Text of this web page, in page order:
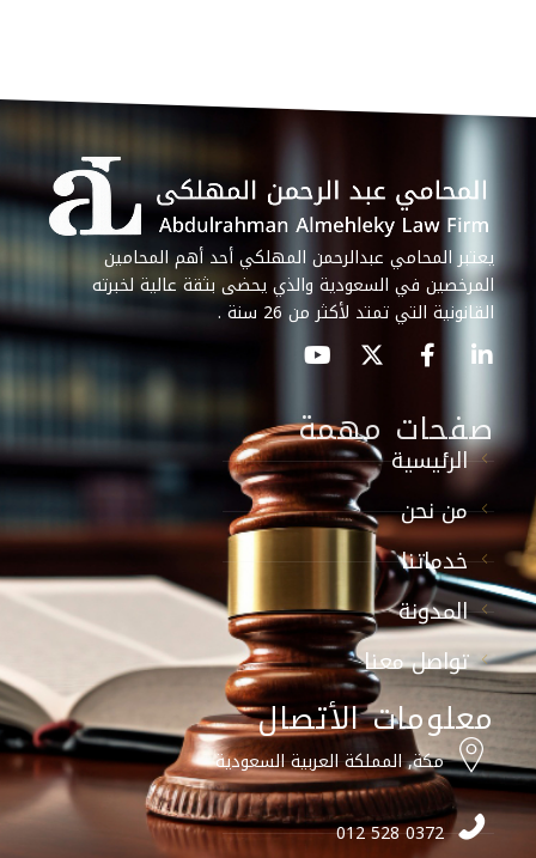
يعتبر المحامي عبدالرحمن المهلكي أحد أهم المحامين
المرخصين في السعودية والذي يحضى بثقة عالية لخبرته
القانونية التي تمتد لأكثر من 26 سنة .
صفحات مهمة
الرئيسية
من نحن
خدماتنا
المدونة
تواصل معنا
معلومات الأتصال
مكة, المملكة العربية السعودية
0372 528 012